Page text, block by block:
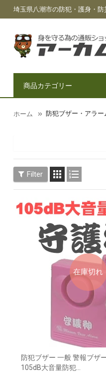
埼玉県八潮市の防犯・護身・
商品カテゴリー
ホーム 防犯ブザー・アラー
Filter  
在庫切れ
防犯ブザー 一般 警報ブザ
105dB大音量防犯...